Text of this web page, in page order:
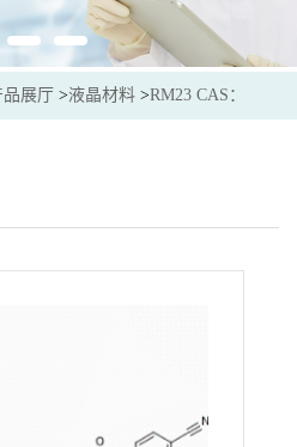
品展厅 >液晶材料 >RM23 CAS：